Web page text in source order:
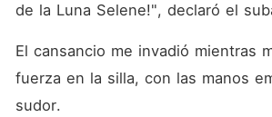
de la Luna Selene!", declaró el
El cansancio me invadió mientras
fuerza en la silla, con las manos
sudor.